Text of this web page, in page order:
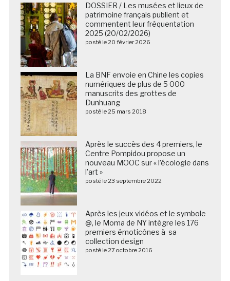
DOSSIER / Les musées et lieux de
patrimoine français publient et
commentent leur fréquentation
2025 (20/02/2026)
posté le 20 février 2026
La BNF envoie en Chine les copies
numériques de plus de 5 000
manuscrits des grottes de
Dunhuang
posté le 25 mars 2018
Après le succès des 4 premiers, le
Centre Pompidou propose un
nouveau MOOC sur « l’écologie dans
l’art »
posté le 23 septembre 2022
Après les jeux vidéos et le symbole
@, le Moma de NY intègre les 176
premiers émoticônes à sa
collection design
posté le 27 octobre 2016